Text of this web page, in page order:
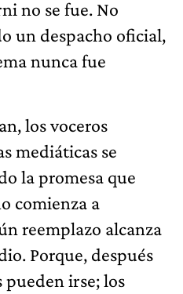
no se fue. No
un despacho oficial,
nunca fue
los voceros
mediáticas se
la promesa que
comienza a
reemplazo alcanza
Porque, después
pueden irse; los